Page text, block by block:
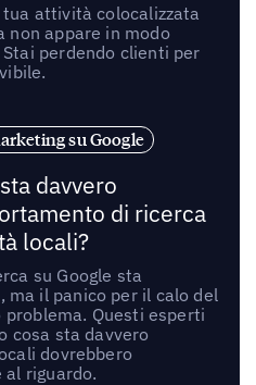
tua attività colocalizzata
non appare in modo
perdendo clienti per
su Google
davvero
di ricerca
locali?
su Google sta
ma il panico per il calo del
Questi esperti
cosa sta davvero
dovrebbero
al riguardo.